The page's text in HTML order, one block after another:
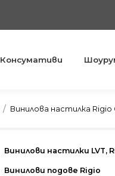
Консумативи
Винилова настилка
Винилови настилки LVT,
Винилови подове Rigio